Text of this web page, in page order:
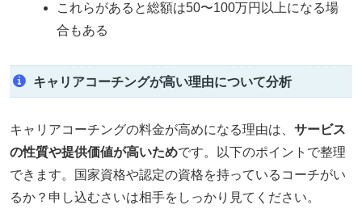
これらがあると総額は50〜100万円以上になる場
合もある
キャリアコーチングが高い理由について分析
キャリアコーチングの料金が高めになる理由は、 サービス
の性質や提供価値が高いためです。以下のポイントで整理
できます。国家資格や認定の資格を持っているコーチがい
るか？申し込むさいは相手をしっかり見てください。